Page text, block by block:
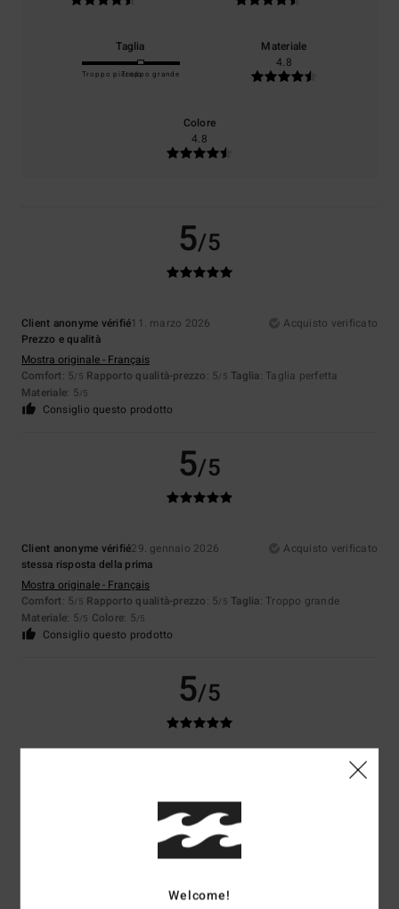
Taglia
Troppo piccoloTroppo grande
Materiale
4.8
Colore
4.8
5/5
Client anonyme vérifié11. marzo 2026
Acquisto verificato
Prezzo e qualità
Mostra originale - Français
Comfort: 5/5 Rapporto qualità-prezzo: 5/5 Taglia: Taglia perfetta
Materiale: 5/5
Consiglio questo prodotto
5/5
Client anonyme vérifié29. gennaio 2026
Acquisto verificato
stessa risposta della prima
Mostra originale - Français
Comfort: 5/5 Rapporto qualità-prezzo: 5/5 Taglia: Troppo grande
Materiale: 5/5 Colore: 5/5
Consiglio questo prodotto
5/5
Acquisto verificato
Rapporto qualità-prezzo /5 Taglia
Consiglio questo prodotto
Welcome!